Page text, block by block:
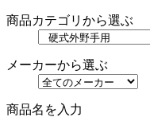
商品カテゴリから選ぶ
メーカーから選ぶ
商品名を入力